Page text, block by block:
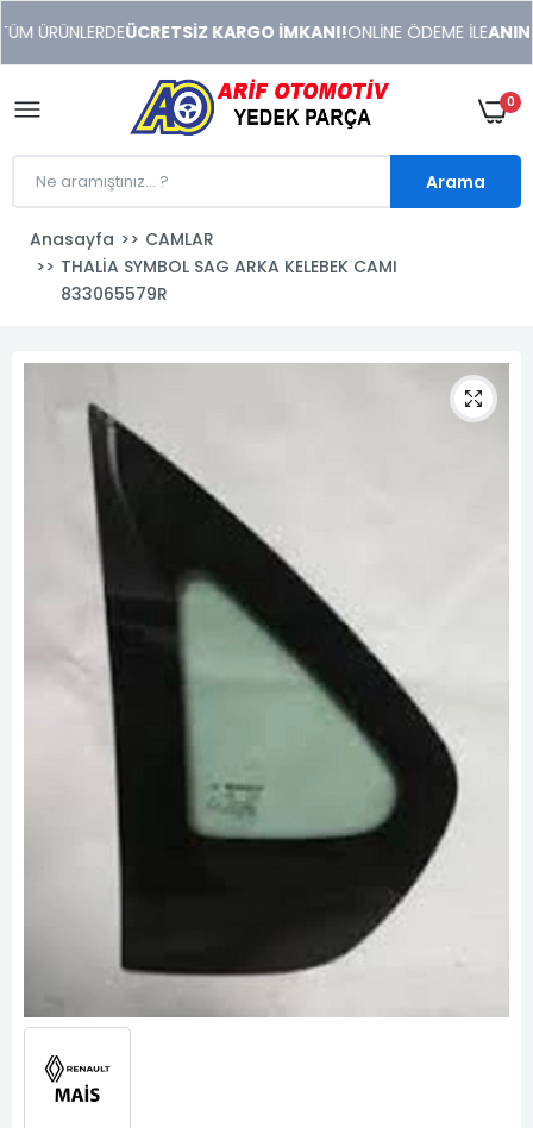
xonusu
veren
sitolar
ÜRÜNLERDEÜCRETSİZ KARGO İMKANI!ONLİNE ÖDEME İLE
0
Arama
Anasayfa
CAMLAR
THALİA SYMBOL SAG ARKA KELEBEK CAMI
833065579R